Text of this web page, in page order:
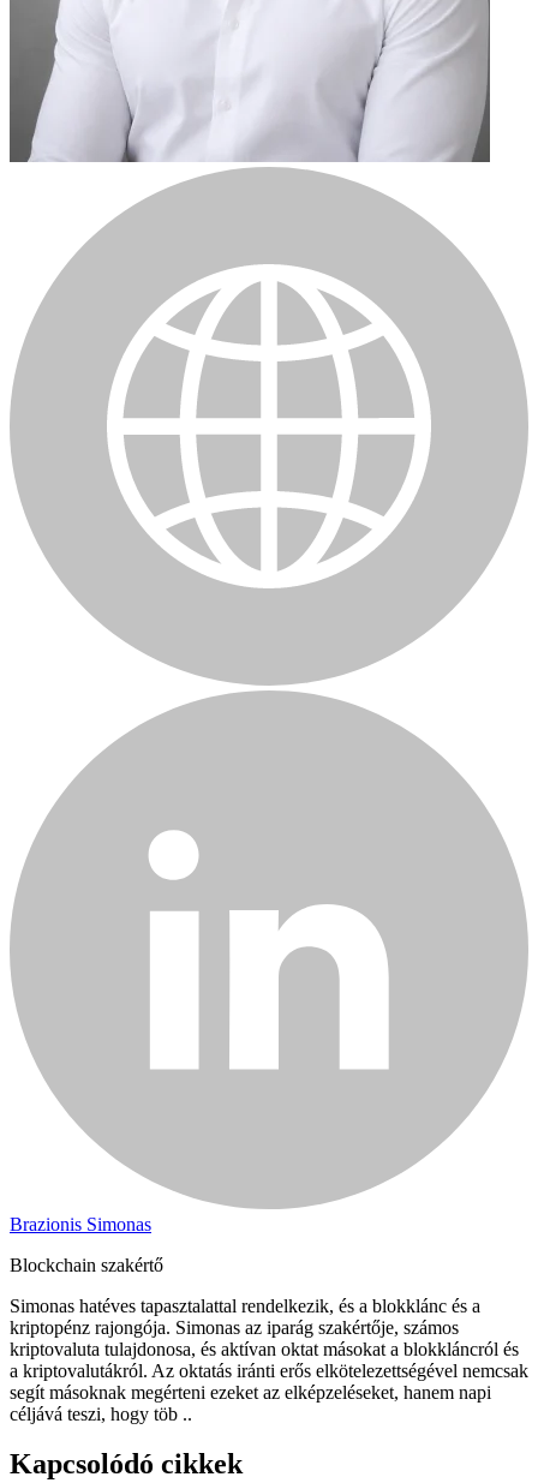
Brazionis Simonas
Blockchain szakértő
Simonas hatéves tapasztalattal rendelkezik, és a blokklánc és a
kriptopénz rajongója. Simonas az iparág szakértője, számos
kriptovaluta tulajdonosa, és aktívan oktat másokat a blokkláncról és
a kriptovalutákról. Az oktatás iránti erős elkötelezettségével nemcsak
segít másoknak megérteni ezeket az elképzeléseket, hanem napi
céljává teszi, hogy töb ..
Kapcsolódó cikkek